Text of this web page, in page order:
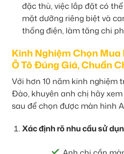
đặc thù, việc lắp đặt có
mặt dưỡng riêng biệt và
thống điện, làm tăng chi
Kinh Nghiệm Chọn
Ô Tô Đúng Giá, Chuẩn
Với hơn 10 năm kinh nghiệm
Đào, khuyên anh chị hãy
sau để chọn được màn hình
Xác định rõ nhu cầu sử